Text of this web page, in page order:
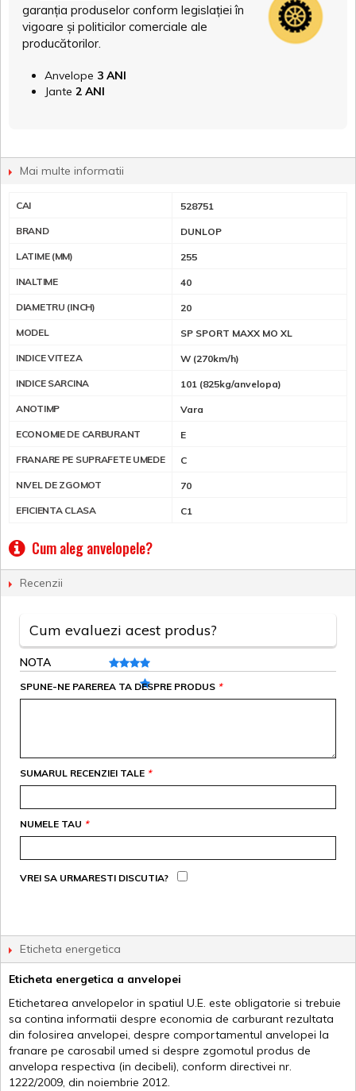
garanția produselor conform legislației în
vigoare și politicilor comerciale ale
producătorilor.
Anvelope 3 ANI
Jante 2 ANI
Mai multe informatii
CAI 528751
BRAND DUNLOP
LATIME (MM) 255
INALTIME 40
DIAMETRU (INCH) 20
MODEL SP SPORT MAXX MO XL
INDICE VITEZA W (270km/h)
INDICE SARCINA 101 (825kg/anvelopa)
ANOTIMP Vara
ECONOMIE DE CARBURANT E
FRANARE PE SUPRAFETE UMEDE C
NIVEL DE ZGOMOT 70
EFICIENTA CLASA C1
Cum aleg anvelopele?
Recenzii
Cum evaluezi acest produs?
NOTA
*
SPUNE-NE PAREREA TA DESPRE PRODUS
*
SUMARUL RECENZIEI TALE
*
NUMELE TAU
VREI SA URMARESTI DISCUTIA?
Eticheta energetica
Eticheta energetica a anvelopei
Etichetarea anvelopelor in spatiul U.E. este obligatorie si trebuie
sa contina informatii despre economia de carburant rezultata
din folosirea anvelopei, despre comportamentul anvelopei la
franare pe carosabil umed si despre zgomotul produs de
anvelopa respectiva (in decibeli), conform directivei nr.
1222/2009, din noiembrie 2012.